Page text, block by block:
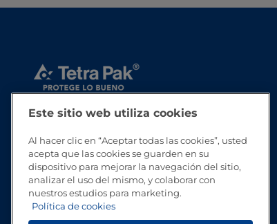
Este sitio web utiliza cookies
Al hacer clic en “Aceptar todas las cookies”, usted
acepta que las cookies se guarden en su
dispositivo para mejorar la navegación del sitio,
analizar el uso del mismo, y colaborar con
nuestros estudios para marketing.
Política de cookies